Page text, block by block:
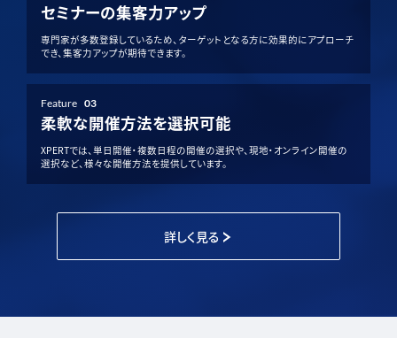
セミナーの集客力アップ
専門家が多数登録しているため、ターゲットとなる方に効果的にアプローチ
でき、集客力アップが期待できます。
Feature 03
柔軟な開催方法を選択可能
XPERTでは、単日開催・複数日程の開催の選択や、現地・オンライン開催の
選択など、様々な開催方法を提供しています。
詳しく見る